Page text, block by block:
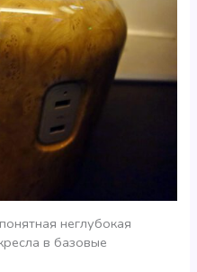
неглубокая
в базовые